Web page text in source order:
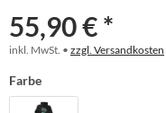
55,90 € *
inkl. MwSt. • zzgl. Versandkosten
Farbe